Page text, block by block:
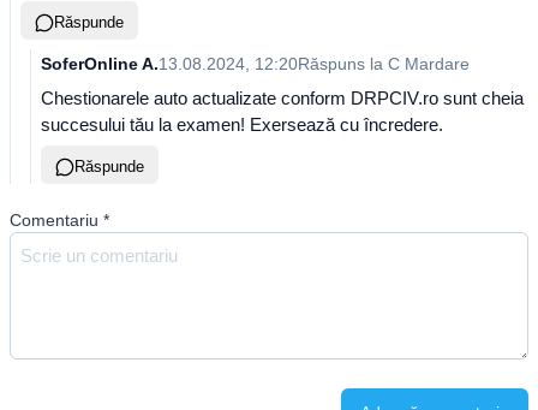
Răspunde
SoferOnline A.13.08.2024, 12:20Răspuns la C Mardare
Chestionarele auto actualizate conform DRPCIV.ro sunt cheia
succesului tău la examen! Exersează cu încredere.
Răspunde
Comentariu *